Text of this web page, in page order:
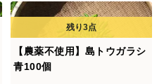
【農薬不使用】島トウガラシ
青100個